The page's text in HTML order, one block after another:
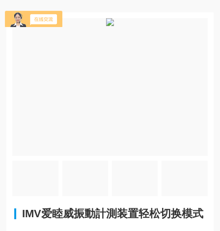
IMV爱睦威振動計測装置轻松切换模式